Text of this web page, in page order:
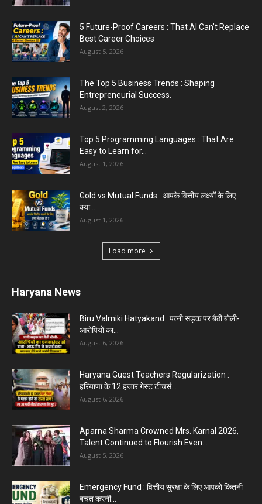
5 Future-Proof Careers : That AI Can’t Replace
Best Career Choices
August 5, 2026
The Top 5 Business Trends : Shaping
Entrepreneurial Success.
August 2, 2026
Top 5 Programming Languages : That Are
Easy to Learn for...
August 1, 2026
Gold vs Mutual Funds : आपके वित्तीय लक्ष्यों के लिए
क्या...
August 1, 2026
Load more
Haryana News
Biru Valmiki Hatyakand : पत्नी सड़क पर बैठी बोली-
आरोपियों का...
August 6, 2026
Haryana Guest Teachers Regularization :
हरियाणा के 12 हजार गेस्ट टीचर्स...
August 6, 2026
Aparna Sharma Crowned Mrs. Karnal 2026,
Talent Continued to Flourish Even...
August 5, 2026
Emergency Fund : वित्तीय सुरक्षा के लिए आपको कितनी
बचत करनी...